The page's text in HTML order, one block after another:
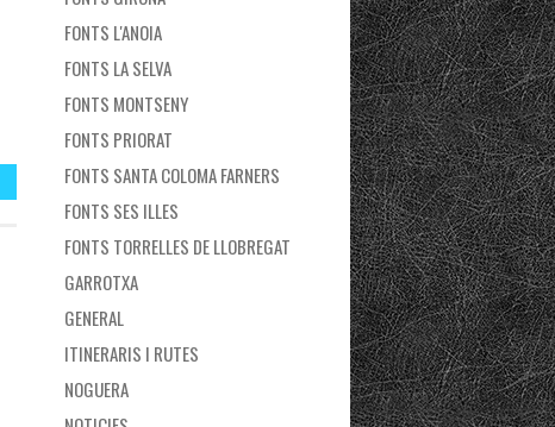
FONTS L'ANOIA
FONTS LA SELVA
FONTS MONTSENY
FONTS PRIORAT
FONTS SANTA COLOMA FARNERS
FONTS SES ILLES
FONTS TORRELLES DE LLOBREGAT
GARROTXA
GENERAL
ITINERARIS I RUTES
NOGUERA